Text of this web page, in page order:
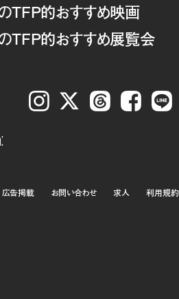
TFP的おすすめ映画
TFP的おすすめ展覧会
Instagram 𝕏 Threads Facebook LINE
広告掲載 お問い合わせ 求人 利用規約